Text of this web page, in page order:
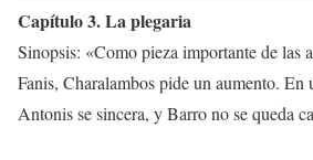
Capítulo 3. La plegaria
Sinopsis: «Como pieza importante de las
Fanis, Charalambos pide un aumento. En
Antonis se sincera, y Barro no se queda